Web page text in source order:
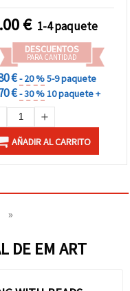
€ 1-4 paquete
DESCUENTOS
PARA CANTIDAD
€- 20 %5-9 paquete
€- 30 %10 paquete +
AÑADIR AL CARRITO
»
DE EM ART